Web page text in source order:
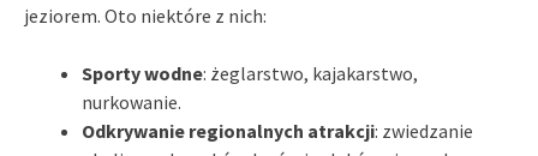
jeziorem. Oto niektóre z nich:
Sporty wodne: żeglarstwo, kajakarstwo,
nurkowanie.
Odkrywanie regionalnych atrakcji: zwiedzanie